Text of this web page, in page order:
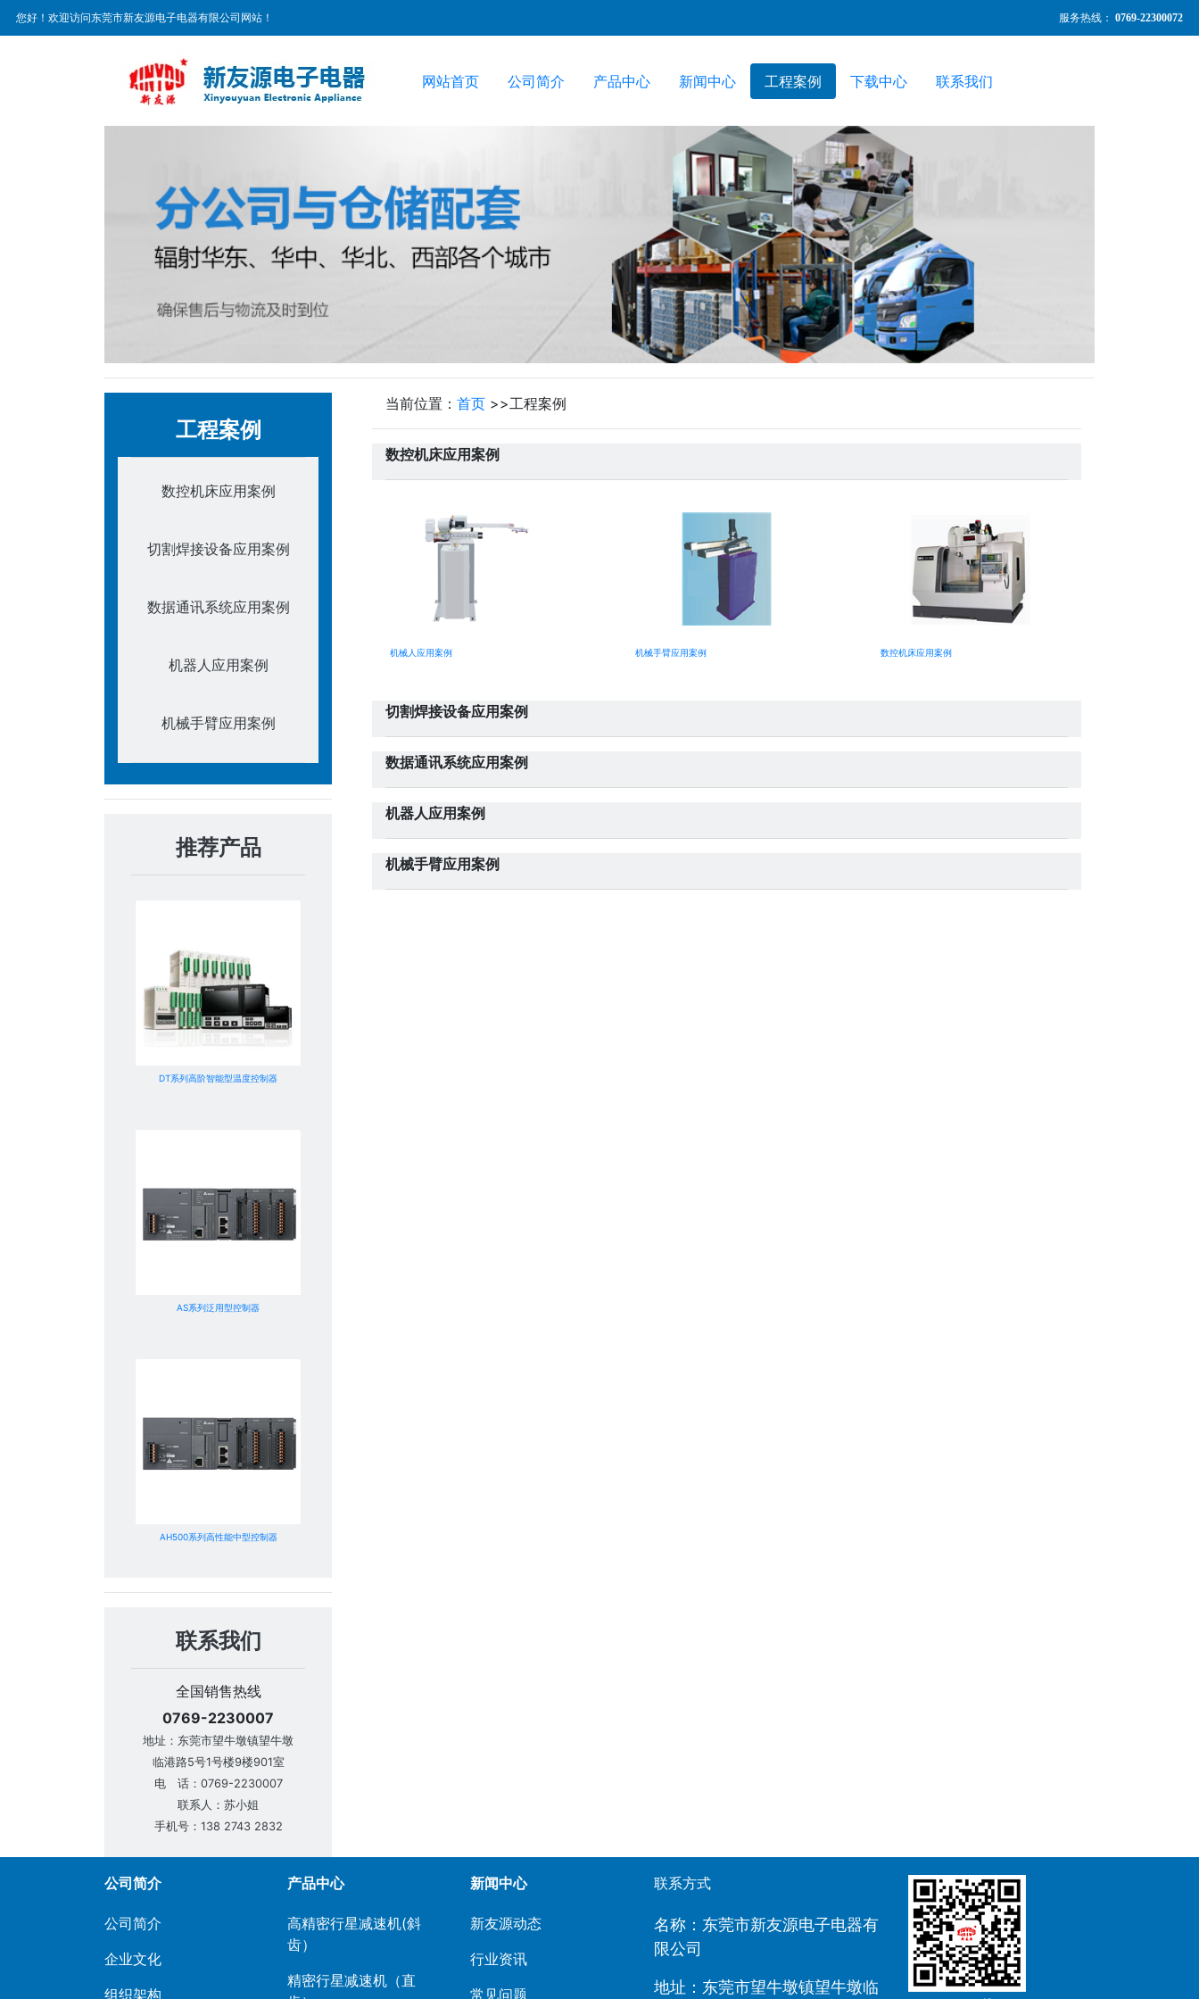
您好！欢迎访问东莞市新友源电子电器有限公司网站！ 服务热线： 0769-22300072
网站首页 公司简介 产品中心 新闻中心 工程案例 下载中心 联系我们
工程案例
数控机床应用案例
切割焊接设备应用案例
数据通讯系统应用案例
机器人应用案例
机械手臂应用案例
推荐产品
DT系列高阶智能型温度控制器
AS系列泛用型控制器
AH500系列高性能中型控制器
联系我们
全国销售热线
0769-2230007
地址：东莞市望牛墩镇望牛墩
临港路5号1号楼9楼901室
电 话：0769-2230007
联系人：苏小姐
手机号：138 2743 2832
当前位置： 首页 >>工程案例
数控机床应用案例
机械人应用案例 机械手臂应用案例 数控机床应用案例
切割焊接设备应用案例
数据通讯系统应用案例
机器人应用案例
机械手臂应用案例
公司简介
公司简介
企业文化
组织架构
产品中心
高精密行星减速机(斜
齿）
精密行星减速机（直
新闻中心
新友源动态
行业资讯
常见问题
联系方式
名称：东莞市新友源电子电器有
限公司
地址：东莞市望牛墩镇望牛墩临